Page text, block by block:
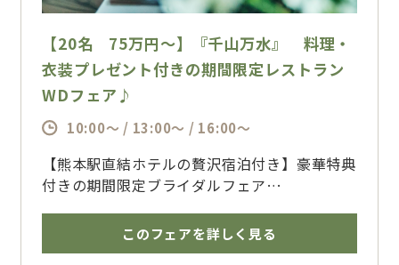
【20名 75万円～】『千山万水』 料理・
衣装プレゼント付きの期間限定レストラン
WDフェア♪
10:00～ / 13:00～ / 16:00～
【熊本駅直結ホテルの贅沢宿泊付き】豪華特典
付きの期間限定ブライダルフェア
このフェアを詳しく見る